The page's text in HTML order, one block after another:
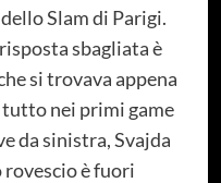
Slam di Parigi.
sbagliata è
si trovava appena
nei primi game
da sinistra, Svajda
rovescio è fuori